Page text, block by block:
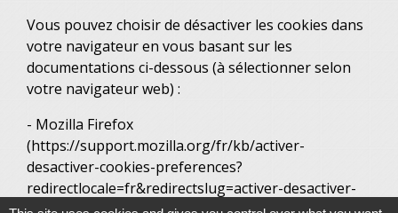
Vous pouvez choisir de désactiver les cookies dans
votre navigateur en vous basant sur les
documentations ci-dessous (à sélectionner selon
votre navigateur web) :
- Mozilla Firefox
(https://support.mozilla.org/fr/kb/activer-
desactiver-cookies-preferences?
redirectlocale=fr&redirectslug=activer-desactiver-